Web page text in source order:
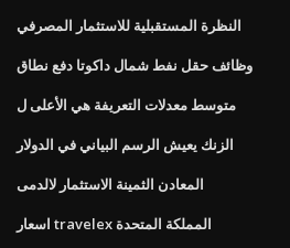
النظرة المستقبلية للاستثمار المصرفي
وظائف حقل نفط شمال داكوتا دفع نطاق
متوسط ​​معدلات التعريفة هي الأعلى ل
الزنك يعيش الرسم البياني في الدولار
المعادن الثمينة الاستثمار لالدمى
اسعار travelex المملكة المتحدة